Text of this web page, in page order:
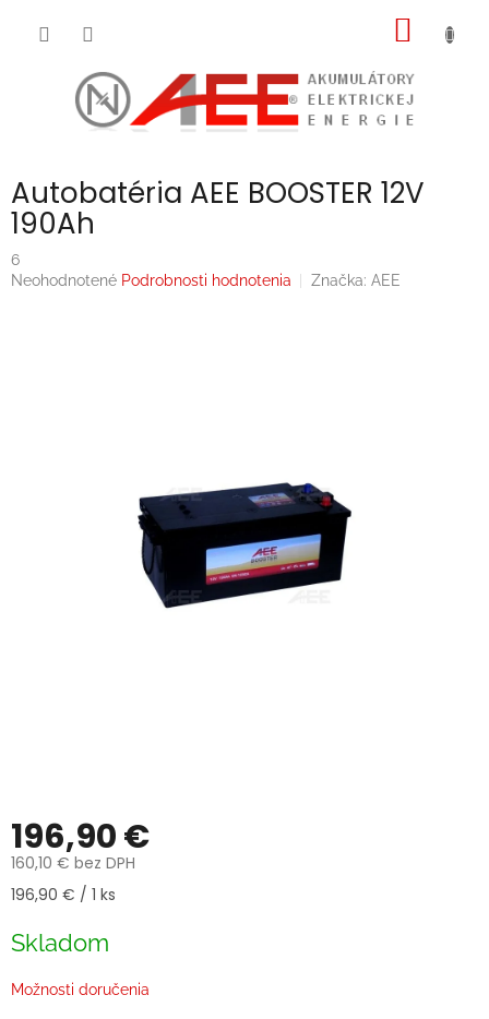
Autobatéria AEE BOOSTER 12V
190Ah
6
Priemerné
Neohodnotené Podrobnosti hodnotenia Značka: AEE
196,90 €
160,10 € bez DPH
Jednotková
196,90 € / 1 ks
Skladom
Možnosti doručenia